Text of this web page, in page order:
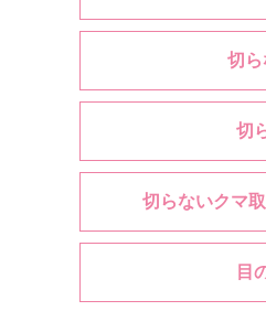
切
切
切らないクマ
目